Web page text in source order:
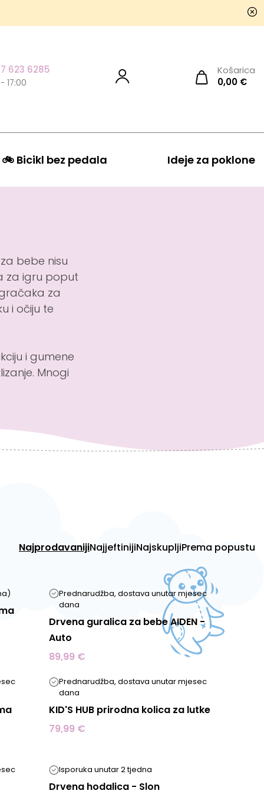
623 6285
17:00
Košarica
0,00 €
🚲 Bicikl bez pedala Ideje za poklone
bebe nisu
za igru poput
za
i očiju te
i gumene
Mnogi
za
mjesecii
NajprodavanijiNajjeftinijiNajskupljiPrema popustu
Prednarudžba, dostava unutar mjesec
dana
Drvena guralica za bebe AIDEN -
Auto
89,99 €
Prednarudžba, dostava unutar mjesec
dana
KID'S HUB prirodna kolica za lutke
79,99 €
Isporuka unutar 2 tjedna
Drvena hodalica - Slon